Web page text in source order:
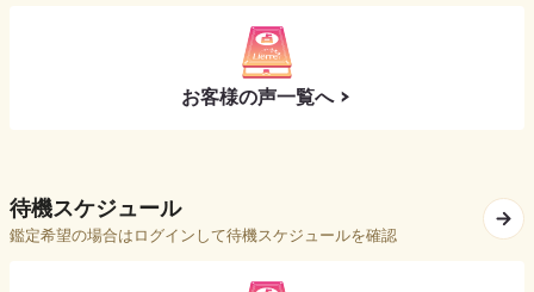
お客様の声一覧へ
待機スケジュール
鑑定希望の場合はログインして待機スケジュールを確認